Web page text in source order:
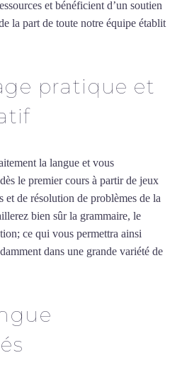
et bénéficient d’un soutien
la part de toute notre équipe établit
pratique et
la langue et vous
le premier cours à partir de jeux
et de résolution de problèmes de la
bien sûr la grammaire, le
ce qui vous permettra ainsi
dans une grande variété de